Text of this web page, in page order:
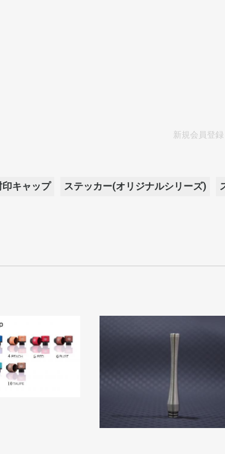
新規会員登録
印キャップ ステッカー(オリジナルシリーズ)